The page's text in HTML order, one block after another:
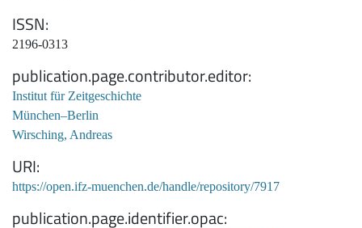
ISSN
2196-0313
publication.page.contributor.editor
Institut für Zeitgeschichte
München–Berlin
Wirsching, Andreas
URI
https://open.ifz-muenchen.de/handle/repository/7917
publication.page.identifier.opac